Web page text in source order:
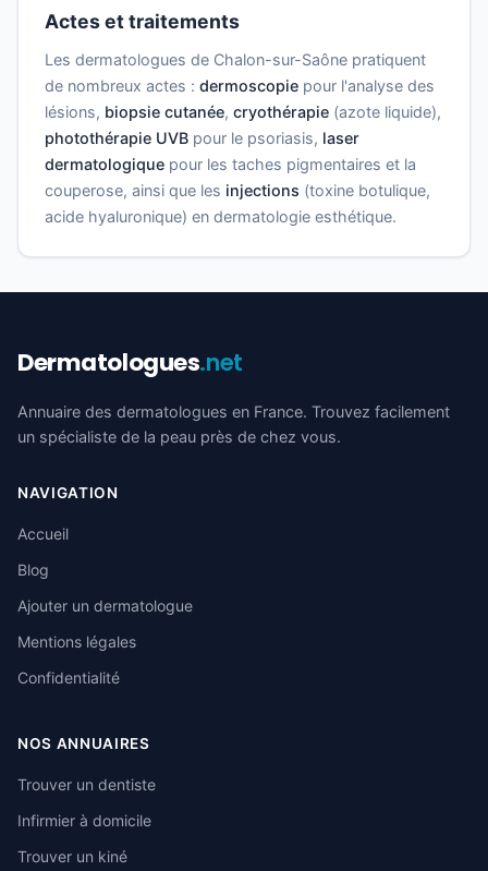
Actes et traitements
Les dermatologues de Chalon-sur-Saône pratiquent
de nombreux actes : dermoscopie pour l'analyse des
lésions, biopsie cutanée, cryothérapie (azote liquide),
photothérapie UVB pour le psoriasis, laser
dermatologique pour les taches pigmentaires et la
couperose, ainsi que les injections (toxine botulique,
acide hyaluronique) en dermatologie esthétique.
Dermatologues.net
Annuaire des dermatologues en France. Trouvez facilement
un spécialiste de la peau près de chez vous.
NAVIGATION
Accueil
Blog
Ajouter un dermatologue
Mentions légales
Confidentialité
NOS ANNUAIRES
Trouver un dentiste
Infirmier à domicile
Trouver un kiné